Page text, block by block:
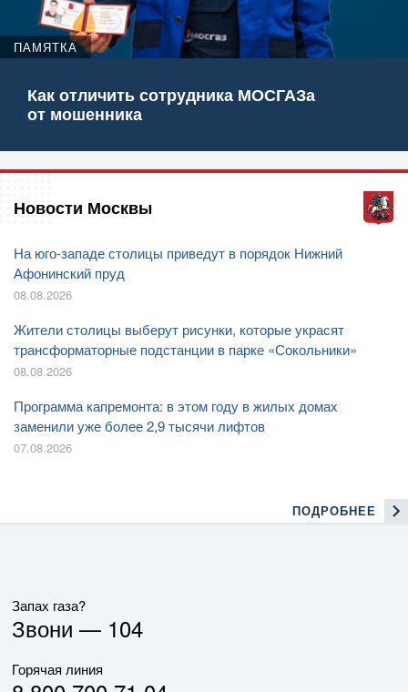
ПАМЯТКА
Как отличить сотрудника МОСГАЗа
от мошенника
Новости Москвы
На юго-западе столицы приведут в порядок Нижний
Афонинский пруд
08.08.2026
Жители столицы выберут рисунки, которые украсят
трансформаторные подстанции в парке «Сокольники»
08.08.2026
Программа капремонта: в этом году в жилых домах
заменили уже более 2,9 тысячи лифтов
07.08.2026
ПОДРОБНЕЕ
Запах газа?
Звони — 104
Горячая линия